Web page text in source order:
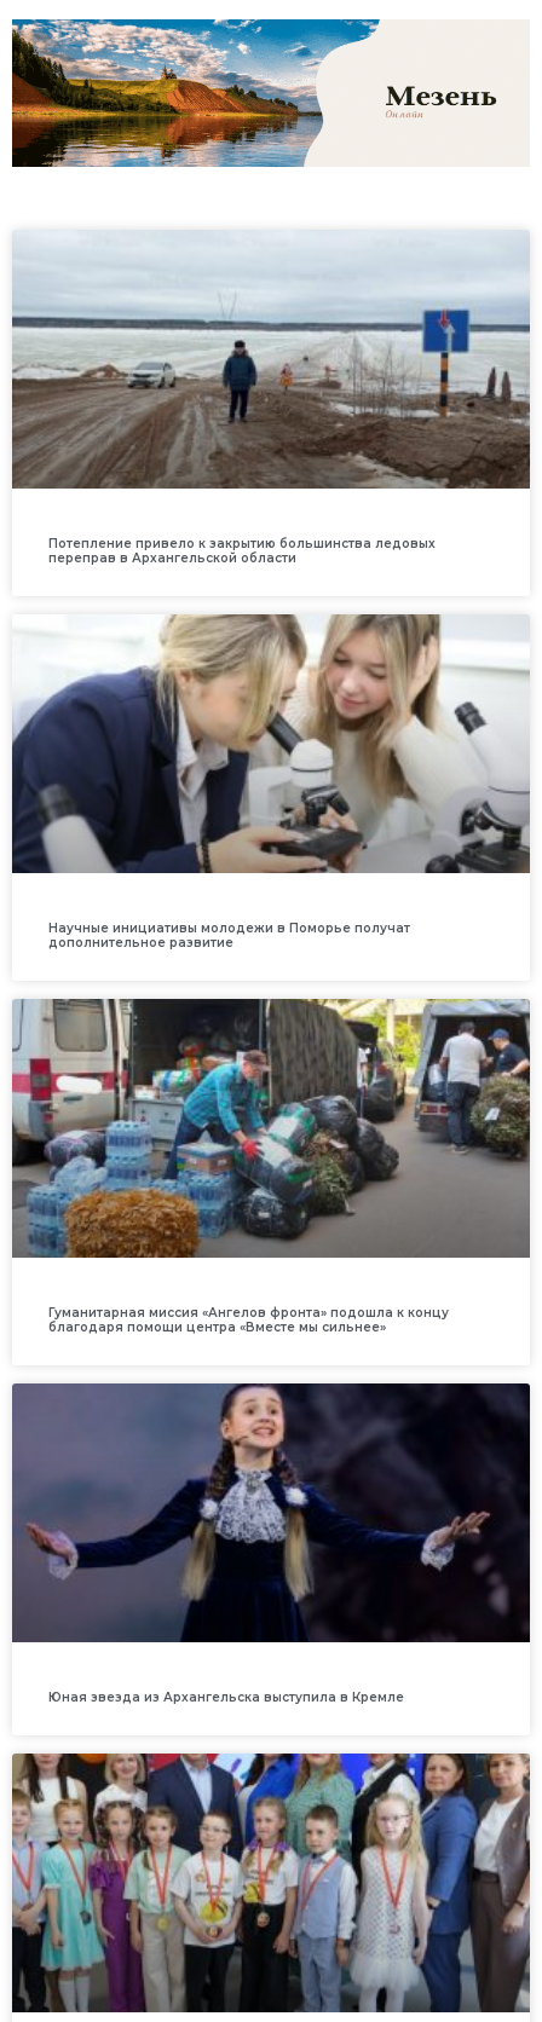
Потепление привело к закрытию большинства ледовых
переправ в Архангельской области
Научные инициативы молодежи в Поморье получат
дополнительное развитие
Гуманитарная миссия «Ангелов фронта» подошла к концу
благодаря помощи центра «Вместе мы сильнее»
Юная звезда из Архангельска выступила в Кремле